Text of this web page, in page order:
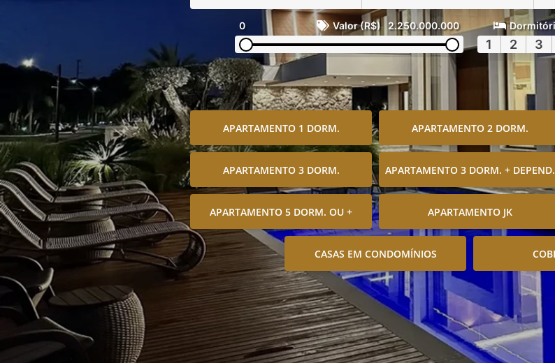
0 Valor (R$) 2.250.000.000
1 2 3
APARTAMENTO 1 DORM. APARTAMENTO 2 DORM.
APARTAMENTO 3 DORM. APARTAMENTO 3 DORM. + DEPEND.
APARTAMENTO 5 DORM. OU + APARTAMENTO JK
CASAS EM CONDOMÍNIOS